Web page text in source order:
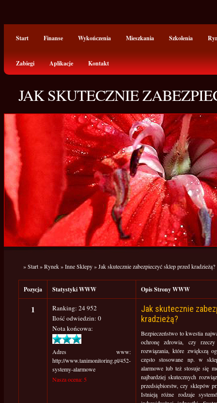
Start Finanse Wykończenia Mieszkania Szkolenia
Zabiegi Aplikacje Kontakt
JAK SKUTECZNIE
»Start»Rynek»Inne Sklepy»Jak skutecznie zabezpieczyć sklep przed kradzieżą?
Pozycja Statystyki WWW Opis Strony WWW
1
Ranking: 24 952
Ilość odwiedzin: 0
Nota końcowa:
Adres www:
http://www.tanimonitoring.pl/452-
systemy-alarmowe
Nasza ocena: 5
Jak skutecznie
kradzieżą?
Bezpieczeństwo to kwestia
ochronę zdrowia, czy
rozwiązania, które zwiększą
często stosowane np. w
alarmowe lub też stosuje się
najbardziej skutecznych
przedsiębiorstw, czy sklepów
Istnieją różne rodzaje